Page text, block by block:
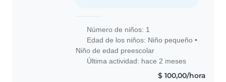
Número de niños: 1
Edad de los niños: Niño pequeño •
Niño de edad preescolar
Última actividad: hace 2 meses
$ 100,00/hora